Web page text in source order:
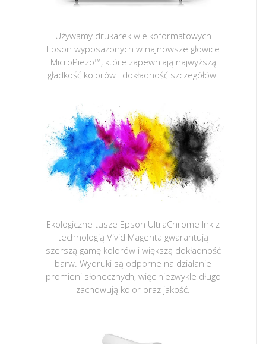
Używamy drukarek wielkoformatowych
Epson wyposażonych w najnowsze głowice
MicroPiezo™, które zapewniają najwyższą
gładkość kolorów i dokładność szczegółów.
Ekologiczne tusze Epson UltraChrome Ink z
technologią Vivid Magenta gwarantują
szerszą gamę kolorów i większą dokładność
barw. Wydruki są odporne na działanie
promieni słonecznych, więc niezwykle długo
zachowują kolor oraz jakość.